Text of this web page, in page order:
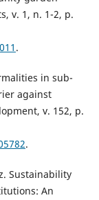
v. 1, n. 1-2, p.
.
in sub-
against
v. 152, p.
.
Sustainability
An